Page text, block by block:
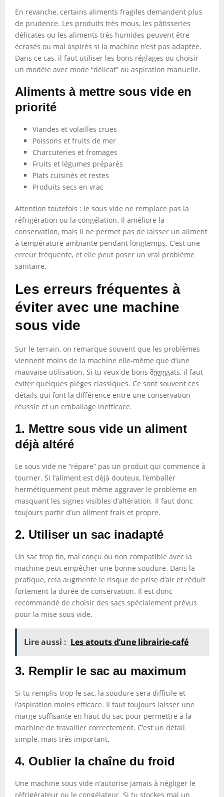
En revanche, certains aliments fragiles demandent plus
de prudence. Les produits très mous, les pâtisseries
délicates ou les aliments très humides peuvent être
écrasés ou mal aspirés si la machine n’est pas adaptée.
Dans ce cas, il faut utiliser les bons réglages ou choisir
un modèle avec mode “délicat” ou aspiration manuelle.
Aliments à mettre sous vide en
priorité
Viandes et volailles crues
Poissons et fruits de mer
Charcuteries et fromages
Fruits et légumes préparés
Plats cuisinés et restes
Produits secs en vrac
Attention toutefois : le sous vide ne remplace pas la
réfrigération ou la congélation. Il améliore la
conservation, mais il ne permet pas de laisser un aliment
à température ambiante pendant longtemps. C’est une
erreur fréquente, et elle peut poser un vrai problème
sanitaire.
Les erreurs fréquentes à
éviter avec une machine
sous vide
Sur le terrain, on remarque souvent que les problèmes
viennent moins de la machine elle-même que d’une
mauvaise utilisation. Si tu veux de bons შედეგats, il faut
éviter quelques pièges classiques. Ce sont souvent ces
détails qui font la différence entre une conservation
réussie et un emballage inefficace.
1. Mettre sous vide un aliment
déjà altéré
Le sous vide ne “répare” pas un produit qui commence à
tourner. Si l’aliment est déjà douteux, l’emballer
hermétiquement peut même aggraver le problème en
masquant les signes visibles d’altération. Il faut donc
toujours partir d’un aliment frais et propre.
2. Utiliser un sac inadapté
Un sac trop fin, mal conçu ou non compatible avec la
machine peut empêcher une bonne soudure. Dans la
pratique, cela augmente le risque de prise d’air et réduit
fortement la durée de conservation. Il est donc
recommandé de choisir des sacs spécialement prévus
pour la mise sous vide.
Lire aussi : Les atouts d’une librairie-café
3. Remplir le sac au maximum
Si tu remplis trop le sac, la soudure sera difficile et
l’aspiration moins efficace. Il faut toujours laisser une
marge suffisante en haut du sac pour permettre à la
machine de travailler correctement. C’est un détail
simple, mais très important.
4. Oublier la chaîne du froid
Une machine sous vide n’autorise jamais à négliger le
réfrigérateur ou le congélateur. Si tu stockes mal un